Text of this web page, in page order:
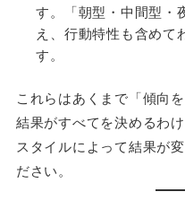
す。「朝型・中間型・
え、行動特性も含めて
す。
これらはあくまで「傾向
結果がすべてを決めるわ
スタイルによって結果が
ださい。